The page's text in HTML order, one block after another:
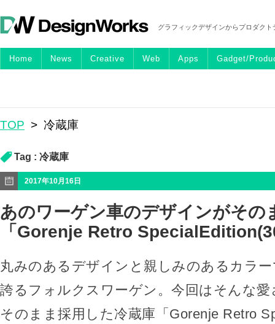
グラフィックデザインからプロダク
Home News Creative Web Apps Gadget/
TOP > 冷蔵庫
Tag : 冷蔵庫
2017年10月16日
あのワーゲン車のデザインがその
「Gorenje Retro
丸みのあるデザインと親しみのあるカラ
誇るフォルクスワーゲン。今回はそんな
そのまま採用した冷蔵庫「Gorenje Retro